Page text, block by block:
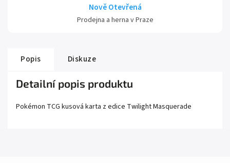
Nově Otevřená
Prodejna a herna v Praze
Popis Diskuze
Detailní popis produktu
Pokémon TCG kusová karta z edice Twilight Masquerade